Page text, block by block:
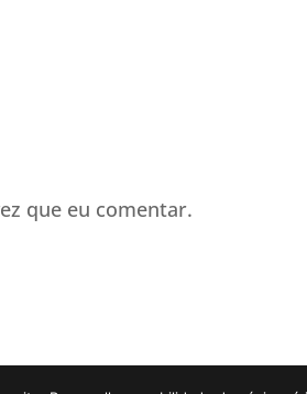
que eu comentar.